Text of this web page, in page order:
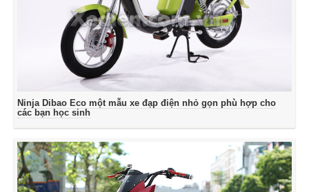
Ninja Dibao Eco một mẫu xe đạp điện nhỏ gọn phù hợp cho
các bạn học sinh